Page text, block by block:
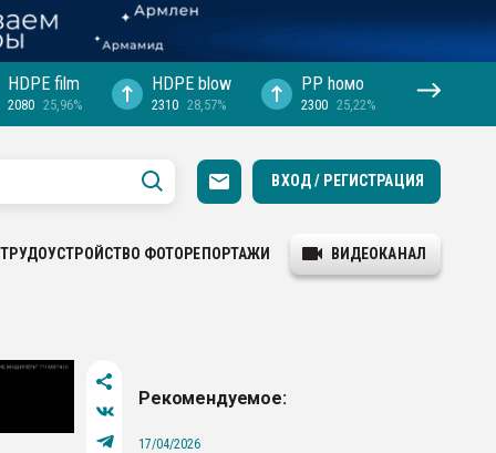
HDPE film
2080 25,96%
HDPE blow
2310 28,57%
PP hомо
2300 25,22%
ВХОД / РЕГИСТРАЦИЯ
ТРУДОУСТРОЙСТВО ФОТОРЕПОРТАЖИ ВИДЕОКАНАЛ
Рекомендуемое:
17/04/2026